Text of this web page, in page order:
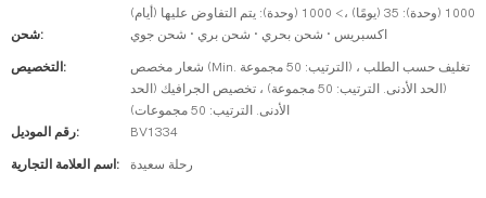
1000 (وحدة): 35 (يومًا) ،> 1000 (وحدة): يتم التفاوض عليها (أيام)
شحن:
اكسبريس · شحن بحري · شحن بري · شحن جوي
التخصيص:
شعار مخصص (Min. الترتيب: 50 مجموعة) ، تغليف حسب الطلب
(الحد الأدنى. الترتيب: 50 مجموعة) ، تخصيص الجرافيك (الحد
الأدنى. الترتيب: 50 مجموعات)
رقم الموديل:
BV1334
اسم العلامة التجارية: رحلة سعيدة